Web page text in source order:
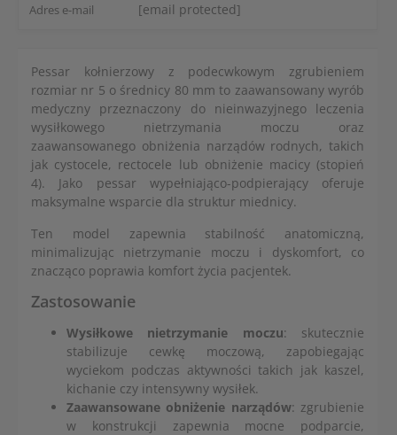
Adres e-mail [email protected]
Pessar kołnierzowy z podecwkowym zgrubieniem
rozmiar nr 5 o średnicy 80 mm to zaawansowany wyrób
medyczny przeznaczony do nieinwazyjnego leczenia
wysiłkowego nietrzymania moczu oraz
zaawansowanego obniżenia narządów rodnych, takich
jak cystocele, rectocele lub obniżenie macicy (stopień
4). Jako pessar wypełniająco-podpierający oferuje
maksymalne wsparcie dla struktur miednicy.
Ten model zapewnia stabilność anatomiczną,
minimalizując nietrzymanie moczu i dyskomfort, co
znacząco poprawia komfort życia pacjentek.
Zastosowanie
Wysiłkowe nietrzymanie moczu: skutecznie
stabilizuje cewkę moczową, zapobiegając
wyciekom podczas aktywności takich jak kaszel,
kichanie czy intensywny wysiłek.
Zaawansowane obniżenie narządów: zgrubienie
w konstrukcji zapewnia mocne podparcie,